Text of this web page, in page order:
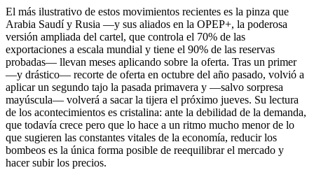
El más ilustrativo de estos movimientos recientes es la pinza que
Arabia Saudí y Rusia —y sus aliados en la OPEP+, la poderosa
versión ampliada del cartel, que controla el 70% de las
exportaciones a escala mundial y tiene el 90% de las reservas
probadas— llevan meses aplicando sobre la oferta. Tras un primer
—y drástico— recorte de oferta en octubre del año pasado, volvió a
aplicar un segundo tajo la pasada primavera y —salvo sorpresa
mayúscula— volverá a sacar la tijera el próximo jueves. Su lectura
de los acontecimientos es cristalina: ante la debilidad de la demanda,
que todavía crece pero que lo hace a un ritmo mucho menor de lo
que sugieren las constantes vitales de la economía, reducir los
bombeos es la única forma posible de reequilibrar el mercado y
hacer subir los precios.